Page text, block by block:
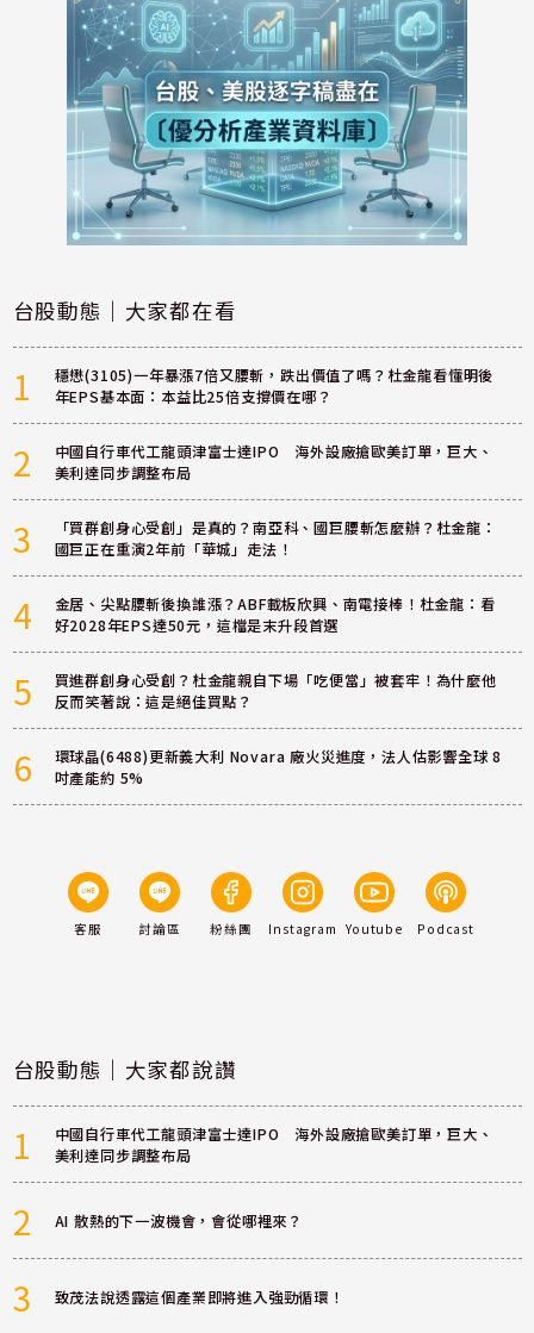
台股動態｜大家都在看
1
穩懋(3105)一年暴漲7倍又腰斬，跌出價值了嗎？杜金龍看懂明後
年EPS基本面：本益比25倍支撐價在哪？
2
中國自行車代工龍頭津富士達IPO 海外設廠搶歐美訂單，巨大、
美利達同步調整布局
3
「買群創身心受創」是真的？南亞科、國巨腰斬怎麼辦？杜金龍：
國巨正在重演2年前「華城」走法！
4
金居、尖點腰斬後換誰漲？ABF載板欣興、南電接棒！杜金龍：看
好2028年EPS達50元，這檔是末升段首選
5
買進群創身心受創？杜金龍親自下場「吃便當」被套牢！為什麼他
反而笑著說：這是絕佳買點？
6
環球晶(6488)更新義大利 Novara 廠火災進度，法人估影響全球 8
吋產能約 5%
客服 討論區 粉絲團 Instagram Youtube Podcast
台股動態｜大家都說讚
1
中國自行車代工龍頭津富士達IPO 海外設廠搶歐美訂單，巨大、
美利達同步調整布局
2 AI 散熱的下一波機會，會從哪裡來？
3 致茂法說透露這個產業即將進入強勁循環！